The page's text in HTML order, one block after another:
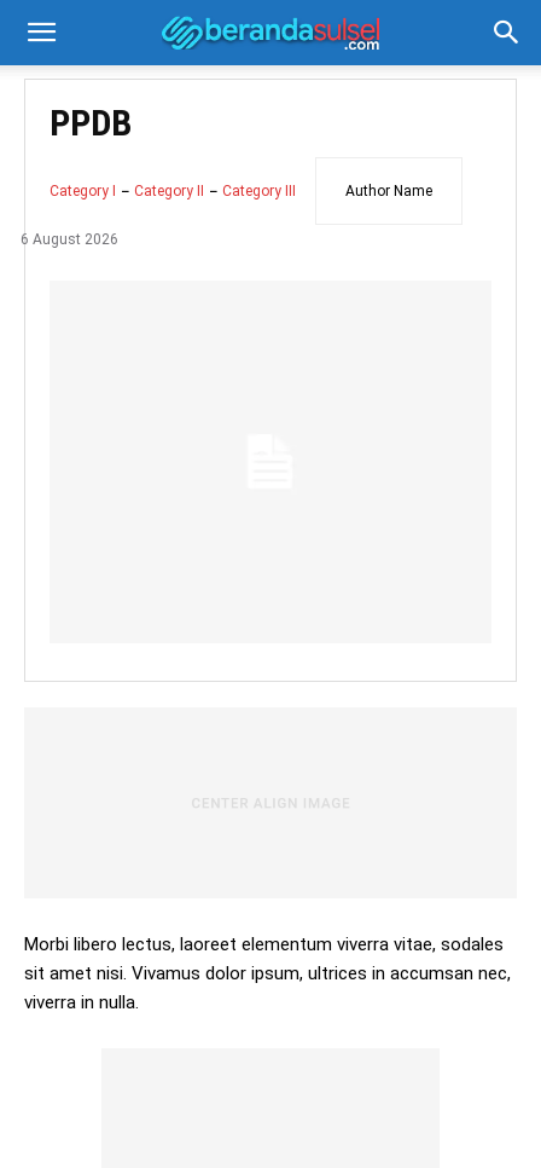
PPDB
Category I Category II Category III Author Name
6 August 2026
Morbi libero lectus, laoreet elementum viverra vitae, sodales
sit amet nisi. Vivamus dolor ipsum, ultrices in accumsan nec,
viverra in nulla.